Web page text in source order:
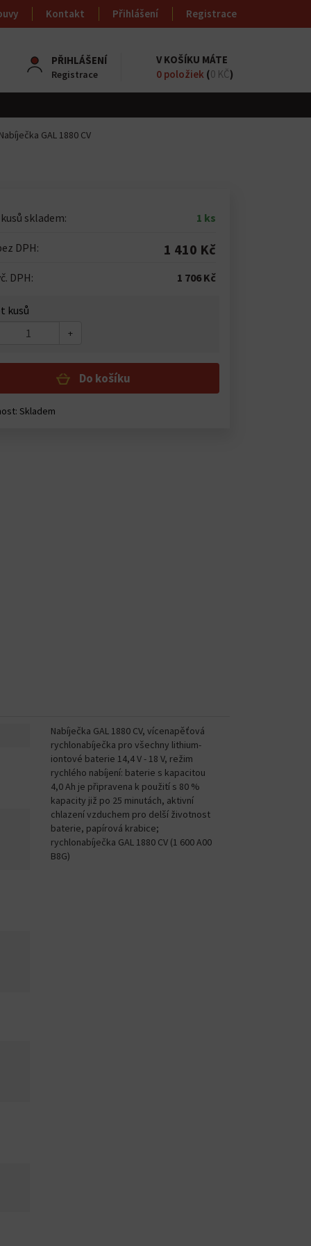
Kontakt Přihlášení Registrace
PŘIHLÁŠENÍ
Registrace
V KOŠÍKU MÁTE
0 položiek (0 KČ)
GAL 1880 CV
skladem: 1 ks
DPH: 1 410 Kč
DPH: 1 706 Kč
kusů
+
Do košíku
Skladem
Nabíječka GAL 1880 CV, vícenapěťová
rychlonabíječka pro všechny lithium-
iontové baterie 14,4 V - 18 V, režim
rychlého nabíjení: baterie s kapacitou
4,0 Ah je připravena k použití s 80 %
kapacity již po 25 minutách, aktivní
chlazení vzduchem pro delší životnost
baterie, papírová krabice;
rychlonabíječka GAL 1880 CV (1 600 A00
B8G)